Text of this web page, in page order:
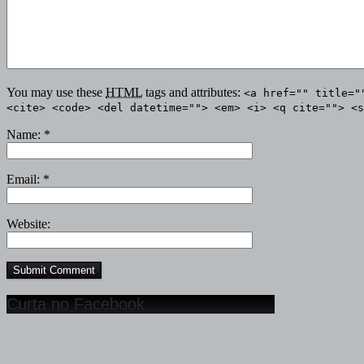
You may use these HTML tags and attributes: <a href=""
<cite> <code> <del datetime=""> <em> <i> <q cite="">
Name: *
Email: *
Website:
Curta no Facebook